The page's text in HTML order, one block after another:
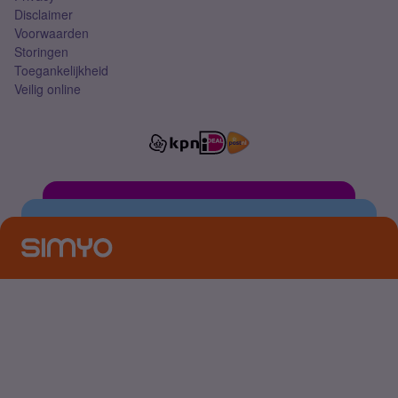
Disclaimer
Voorwaarden
Storingen
Toegankelijkheid
Veilig online